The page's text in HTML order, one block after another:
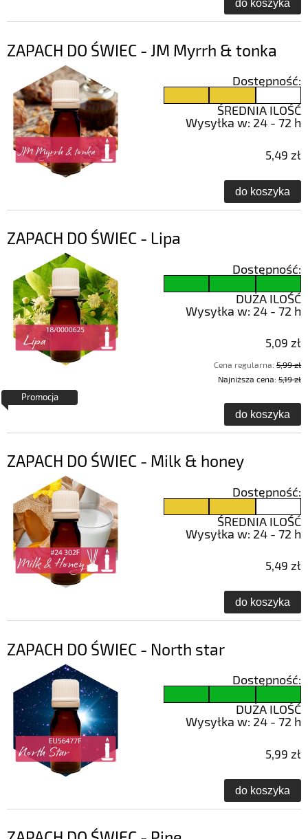
do koszyka
ZAPACH DO ŚWIEC - JM Myrrh & tonka
Dostępność:
ŚREDNIA ILOŚĆ
Wysyłka w: 24 - 72 h
5,49 zł
do koszyka
ZAPACH DO ŚWIEC - Lipa
Dostępność:
DUŻA ILOŚĆ
Wysyłka w: 24 - 72 h
5,09 zł
Cena regularna: 5,99 zł
Najniższa cena: 5,19 zł
do koszyka
Promocja
ZAPACH DO ŚWIEC - Milk & honey
Dostępność:
ŚREDNIA ILOŚĆ
Wysyłka w: 24 - 72 h
5,49 zł
do koszyka
ZAPACH DO ŚWIEC - North star
Dostępność:
DUŻA ILOŚĆ
Wysyłka w: 24 - 72 h
5,99 zł
do koszyka